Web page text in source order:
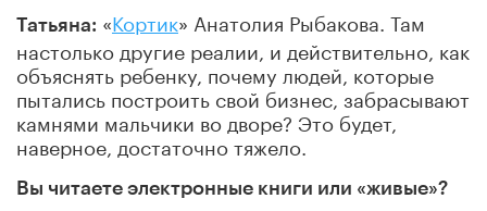
Татьяна: «Кортик» Анатолия Рыбакова. Там
настолько другие реалии, и действительно, как
объяснять ребенку, почему людей, которые
пытались построить свой бизнес, забрасывают
камнями мальчики во дворе? Это будет,
наверное, достаточно тяжело.
Вы читаете электронные книги или «живые»?